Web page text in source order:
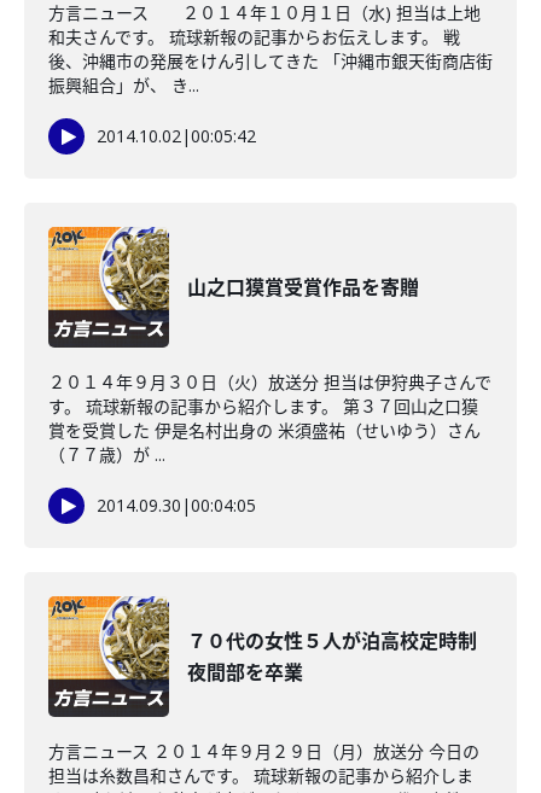
方言ニュース ２０１４年１０月１日（水) 担当は上地
和夫さんです。 琉球新報の記事からお伝えします。 戦
後、沖縄市の発展をけん引してきた 「沖縄市銀天街商店街
振興組合」が、 き...
2014.10.02|00:05:42
山之口獏賞受賞作品を寄贈
２０１４年９月３０日（火）放送分 担当は伊狩典子さんで
す。 琉球新報の記事から紹介します。 第３７回山之口獏
賞を受賞した 伊是名村出身の 米須盛祐（せいゆう）さん
（７７歳）が ...
2014.09.30 |00:04:05
７０代の女性５人が泊高校定時制
夜間部を卒業
方言ニュース ２０１４年９月２９日（月）放送分 今日の
担当は糸数昌和さんです。 琉球新報の記事から紹介しま